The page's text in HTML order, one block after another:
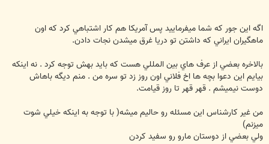
اگه اين جور كه شما ميفرماييد پس آمريكا هم كار اشتباهي كرد كه اون
ماهگيران ايراني كه داشتن تو دريا غرق ميشدن نجات دادن.
بالاخره بعضي از عرف هاي بين المللي هست كه بايد بهش توجه كرد . نه اينكه
بيايم اين دعوا بچه ها اخ فلاني اون روز زد تو سره من . منم ديگه باهاش
دوست نيميشم . قهر قهر تا روز قيامت.
من غير كارشناس اين مسئله رو حاليم ميشه( با توجه به اينكه خيلي شوت
ميزنم)
ولي بعضي از دوستان مارو رو سفيد كردن